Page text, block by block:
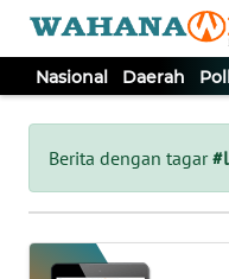
Nasional Daerah
Berita dengan tagar
Tutup
NASIONAL